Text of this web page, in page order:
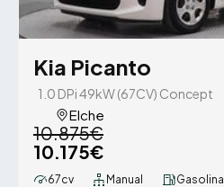
Kia Picanto
1.0 DPi 49kW (67CV) Concept
Elche
10.875€
10.175€
67cv Manual Gasolina